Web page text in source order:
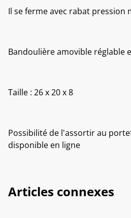
Il se ferme avec rabat pression
Bandoulière amovible réglable
Taille : 26 x 20 x 8
Possibilité de l'assortir au
disponible en ligne
Articles connexes